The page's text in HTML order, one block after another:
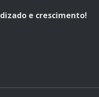
e crescimento!